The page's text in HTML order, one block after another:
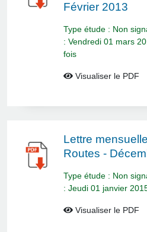
Février 2013
Type étude : Non
: Vendredi 01 mars
fois
Visualiser le PDF
Lettre
Routes -
Type étude : Non
: Jeudi 01 janvier
Visualiser le PDF